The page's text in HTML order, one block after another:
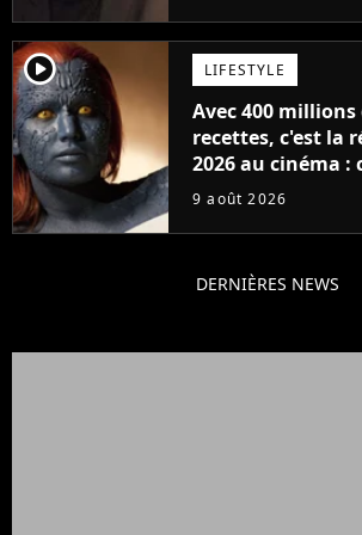
player2 LIFESTYLE
Avec 400
recettes, c'est la
2026 au cinéma :
adorée prête à
9 août 2026
DERNIÈRES NEWS